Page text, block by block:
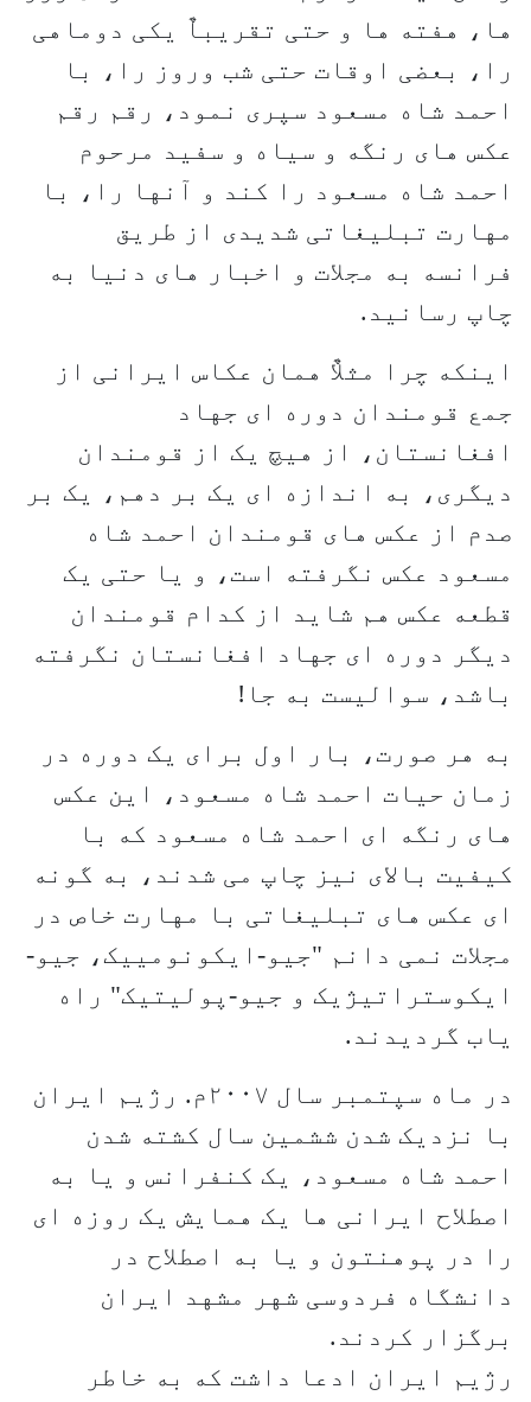
ها، هفته ها و حتی تقریباٌ یکی دوماهی
را، بعضی اوقات حتی شب وروز را، با
احمد شاه مسعود سپری نمود، رقم رقم
عکس های رنگه و سیاه و سفید مرحوم
احمد شاه مسعود را کند و آنها را، با
مهارت تبلیغاتی شدیدی از طریق
فرانسه به مجلات و اخبار های دنیا به
چاپ رسانید.
اینکه چرا مثلاٌ همان عکاس ایرانی از
جمع قومندان دوره ای جهاد
افغانستان، از هیچ یک از قومندان
دیگری، به اندازه ای یک بر دهم، یک بر
صدم از عکس های قومندان احمد شاه
مسعود عکس نگرفته است، و یا حتی یک
قطعه عکس هم شاید از کدام قومندان
دیگر دوره ای جهاد افغانستان نگرفته
باشد، سوالیست به جا!
به هر صورت، بار اول برای یک دوره در
زمان حیات احمد شاه مسعود، این عکس
های رنگه ای احمد شاه مسعود که با
کیفیت بالای نیز چاپ می شدند، به گونه
ای عکس های تبلیغاتی با مهارت خاص در
مجلات نمی دانم "جیو-ایکونومییک، جیو-
ایکوستراتیژیک و جیو-پولیتیک" راه
یاب گردیدند.
در ماه سپتمبر سال ۲۰۰۷م. رژیم ایران
با نزدیک شدن ششمین سال کشته شدن
احمد شاه مسعود، یک کنفرانس و یا به
اصطلاح ایرانی ها یک همایش یک روزه ای
را در پوهنتون و یا به اصطلاح در
دانشگاه فردوسی شهر مشهد ایران
برگزار کردند.
رژیم ایران ادعا داشت که به خاطر